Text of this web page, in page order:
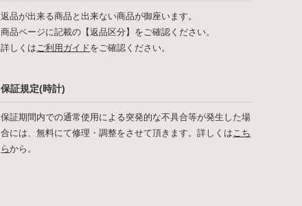
返品が出来る商品と出来ない商品が御座います。
商品ページに記載の【返品区分】をご確認ください。
詳しくはご利用ガイドをご確認ください。
保証規定(時計)
保証期間内での通常使用による突発的な不具合等が発生した場
合には、無料にて修理・調整をさせて頂きます。詳しくはこち
らから。